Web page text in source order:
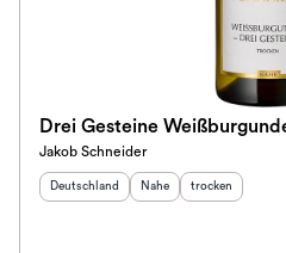
Drei Gesteine
Jakob Schneider
Herkunftsland
Deutschland Herkunftsregion:
Nahe Geschmack
trocken